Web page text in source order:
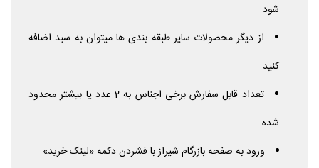
شود
از دیگر محصولات سایر طبقه بندی ها میتوان به سبد اضافه
کنید
تعداد قابل سفارش برخی اجناس به 2 عدد یا بیشتر محدود
شده
ورود به صفحه بازرگام شیراز با فشردن دکمه «لینک خرید»